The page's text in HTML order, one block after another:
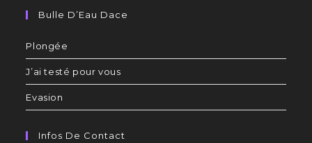
Bulle D’Eau Dace
Plongée
J’ai testé pour vous
Evasion
Infos De Contact